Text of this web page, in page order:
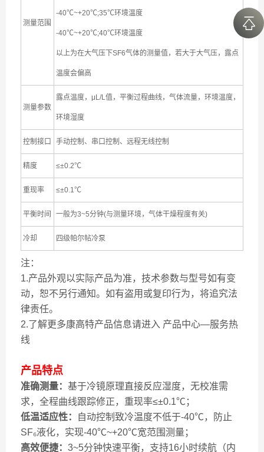
测量范围
-40℃~+20℃;35℃环境温度
-40℃~+20℃;40℃环境温度
以上为在大气压下SF6气体的测量值，若大于大气压，露点
温度会偏高
测量参数
露点温度，μL/L值，平衡过程曲线，气体流量，环境温度，
环境湿度
控制接口 手动控制、串口控制、远程无线控制
精度 ≤±0.2℃
重现率 ≤±0.1℃
平衡时间 一般为3~5分钟(与测量环境，气体干燥程度有关)
冷却 四级帕尔帖冷泵
注：
1.产品外观以实际产品为准，技术参数与型号如有变
动，恕不另行通知。如有盗用或复印行为，将追究法
律责任。
2.了解更多康高特产品信息请进入 产品中心—服务热
线
产品特点
准确测量： 基于冷镜原理直接反应湿度，无校准需
求，全程曲线跟踪修正，重现率≤±0.1℃；
低温适应性：
自动控制致冷温度不低于-40℃，防止
SF₆液化，实现-40℃~+20℃宽范围测量；
高效便捷： 3~5分钟快速平衡，支持16小时续航（内